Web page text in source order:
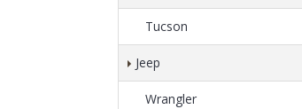
Tucson
Jeep
Wrangler